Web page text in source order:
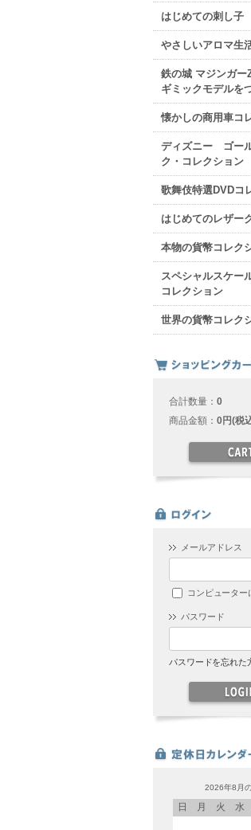
はじめての刺し子
やさしいアロマ生
鉄の城 マジンガー
ギミックモデルを
懐かしの商用車コ
ディズニー ゴー
ク・コレクション
歌舞伎特選DVDコ
はじめてのレザー
本物の貨幣コレク
スペシャルスケー
コレクション
世界の貨幣コレク
合計数量： 0
商品金額： 0円(税
メールアドレス
コンピューター
パスワード
パスワードを忘れた
2026年8月
日 月 火 水